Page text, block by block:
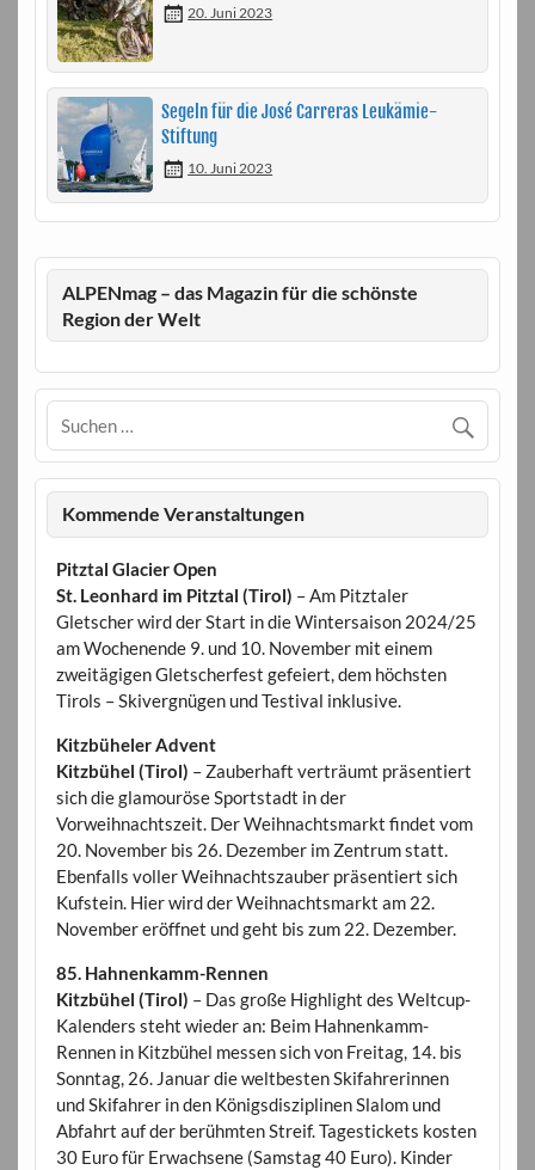
20. Juni 2023
Segeln für die José Carreras Leukämie-
Stiftung
10. Juni 2023
ALPENmag – das Magazin für die schönste
Region der Welt
Kommende Veranstaltungen
Pitztal Glacier Open
St. Leonhard im Pitztal (Tirol) – Am Pitztaler
Gletscher wird der Start in die Wintersaison 2024/25
am Wochenende 9. und 10. November mit einem
zweitägigen Gletscherfest gefeiert, dem höchsten
Tirols – Skivergnügen und Testival inklusive.
Kitzbüheler Advent
Kitzbühel (Tirol) – Zauberhaft verträumt präsentiert
sich die glamouröse Sportstadt in der
Vorweihnachtszeit. Der Weihnachtsmarkt findet vom
20. November bis 26. Dezember im Zentrum statt.
Ebenfalls voller Weihnachtszauber präsentiert sich
Kufstein. Hier wird der Weihnachtsmarkt am 22.
November eröffnet und geht bis zum 22. Dezember.
85. Hahnenkamm-Rennen
Kitzbühel (Tirol) – Das große Highlight des Weltcup-
Kalenders steht wieder an: Beim Hahnenkamm-
Rennen in Kitzbühel messen sich von Freitag, 14. bis
Sonntag, 26. Januar die weltbesten Skifahrerinnen
und Skifahrer in den Königsdisziplinen Slalom und
Abfahrt auf der berühmten Streif. Tagestickets kosten
30 Euro für Erwachsene (Samstag 40 Euro). Kinder